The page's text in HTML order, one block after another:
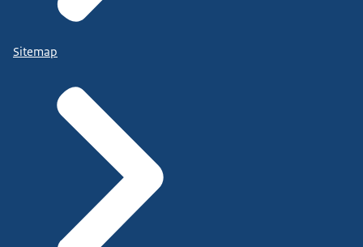
Sitemap